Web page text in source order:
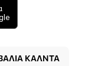
ΚΑΛΝΤΑ